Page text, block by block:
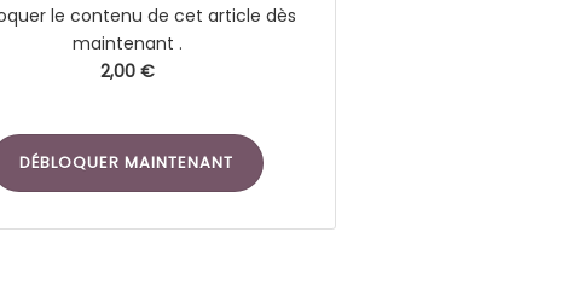
le contenu de cet article dès
maintenant .
2,00 €
DÉBLOQUER MAINTENANT